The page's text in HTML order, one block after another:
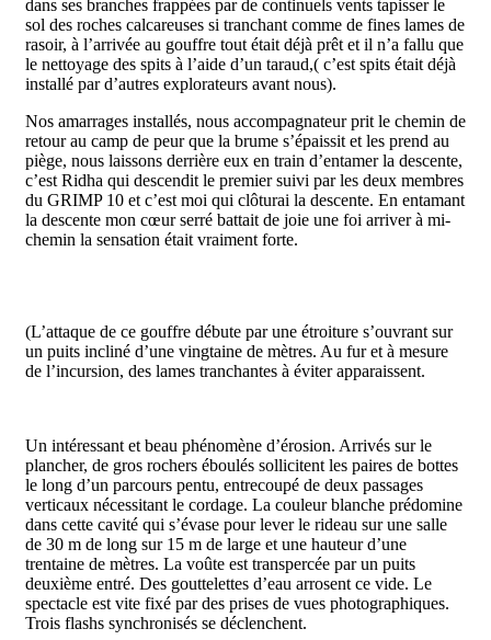
dans ses branches frappées par de continuels vents tapisser le
sol des roches calcareuses si tranchant comme de fines lames de
rasoir, à l’arrivée au gouffre tout était déjà prêt et il n’a fallu que
le nettoyage des spits à l’aide d’un taraud,( c’est spits était déjà
installé par d’autres explorateurs avant nous).
Nos amarrages installés, nous accompagnateur prit le chemin de
retour au camp de peur que la brume s’épaissit et les prend au
piège, nous laissons derrière eux en train d’entamer la descente,
c’est Ridha qui descendit le premier suivi par les deux membres
du GRIMP 10 et c’est moi qui clôturai la descente. En entamant
la descente mon cœur serré battait de joie une foi arriver à mi-
chemin la sensation était vraiment forte.
(L’attaque de ce gouffre débute par une étroiture s’ouvrant sur
un puits incliné d’une vingtaine de mètres. Au fur et à mesure
de l’incursion, des lames tranchantes à éviter apparaissent.
Un intéressant et beau phénomène d’érosion. Arrivés sur le
plancher, de gros rochers éboulés sollicitent les paires de bottes
le long d’un parcours pentu, entrecoupé de deux passages
verticaux nécessitant le cordage. La couleur blanche prédomine
dans cette cavité qui s’évase pour lever le rideau sur une salle
de 30 m de long sur 15 m de large et une hauteur d’une
trentaine de mètres. La voûte est transpercée par un puits
deuxième entré. Des gouttelettes d’eau arrosent ce vide. Le
spectacle est vite fixé par des prises de vues photographiques.
Trois flashs synchronisés se déclenchent.